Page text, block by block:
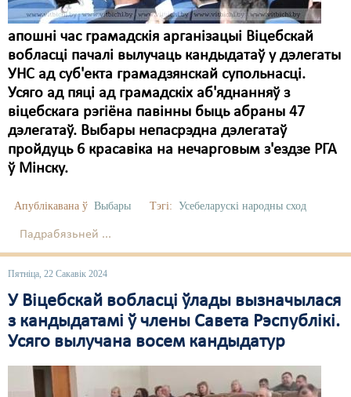
апошні час грамадскія арганізацыі Віцебскай
вобласці пачалі вылучаць кандыдатаў у дэлегаты
УНС ад суб'екта грамадзянскай супольнасці.
Усяго ад пяці ад грамадскіх аб'яднанняў з
віцебскага рэгіёна павінны быць абраны 47
дэлегатаў. Выбары непасрэдна дэлегатаў
пройдуць 6 красавіка на нечарговым з'ездзе РГА
ў Мінску.
Апублікавана ў Выбары Тэгі: Усебеларускі народны сход
Падрабязьней ...
Пятніца, 22 Сакавік 2024
У Віцебскай вобласці ўлады вызначылася
з кандыдатамі ў члены Савета Рэспублікі.
Усяго вылучана восем кандыдатур